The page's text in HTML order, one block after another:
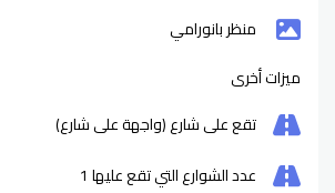
منظر بانورامي
ميزات أخرى
تقع على شارع (واجهة على شارع)
عدد الشوارع التي تقع عليها 1